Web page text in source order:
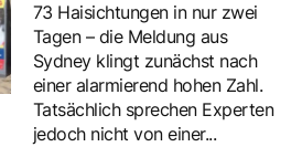
73 Haisichtungen in nur zwei
Tagen – die Meldung aus
Sydney klingt zunächst nach
einer alarmierend hohen Zahl.
Tatsächlich sprechen Experten
jedoch nicht von einer...